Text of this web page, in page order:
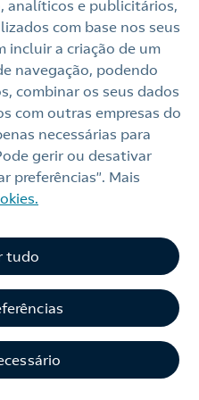
entraremos em contacto
nossa oferta de
proposta
analíticos e publicitários,
com base nos seus
incluir a criação de um
navegação, podendo
combinar os seus dados
com outras empresas do
necessárias para
gerir ou desativar
preferências”. Mais
tudo